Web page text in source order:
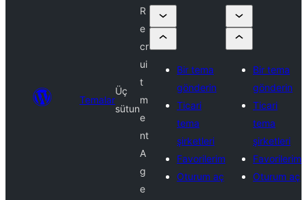
Temalar
Üç
sütun
R
e
cr
ui
t
m
e
nt
A
g
e
Bir tema
gönderin
Ticari
tema
şirketleri
Favorilerim
Oturum aç
Bir tema
gönderin
Ticari
tema
şirketleri
Favorilerim
Oturum aç